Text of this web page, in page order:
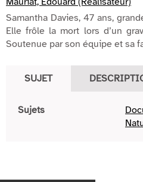
Samantha Davies, 47 ans,
Elle frôle la mort lors d’un
Soutenue par son équipe et sa
SUJET
Sujets